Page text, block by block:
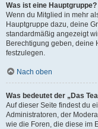
Was ist eine Hauptgruppe?
Wenn du Mitglied in mehr
Hauptgruppe dazu, deine
standardmäßig angezeigt
Berechtigung geben, deine
festzulegen.
Nach oben
Was bedeutet der „Das
Auf dieser Seite findest du
Administratoren, der
wie die Foren, die diese im